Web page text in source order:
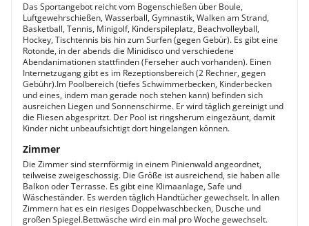
Das Sportangebot reicht vom Bogenschießen über Boule,
Luftgewehrschießen, Wasserball, Gymnastik, Walken am Strand,
Basketball, Tennis, Minigolf, Kinderspileplatz, Beachvolleyball,
Hockey, Tischtennis bis hin zum Surfen (gegen Gebür). Es gibt eine
Rotonde, in der abends die Minidisco und verschiedene
Abendanimationen stattfinden (Ferseher auch vorhanden). Einen
Internetzugang gibt es im Rezeptionsbereich (2 Rechner, gegen
Gebühr).Im Poolbereich (tiefes Schwimmerbecken, Kinderbecken
und eines, indem man gerade noch stehen kann) befinden sich
ausreichen Liegen und Sonnenschirme. Er wird täglich gereinigt und
die Fliesen abgespritzt. Der Pool ist ringsherum eingezäunt, damit
Kinder nicht unbeaufsichtigt dort hingelangen können.
Zimmer
Die Zimmer sind sternförmig in einem Pinienwald angeordnet,
teilweise zweigeschossig. Die Größe ist ausreichend, sie haben alle
Balkon oder Terrasse. Es gibt eine Klimaanlage, Safe und
Wäscheständer. Es werden täglich Handtücher gewechselt. In allen
Zimmern hat es ein riesiges Doppelwaschbecken, Dusche und
großen Spiegel.Bettwäsche wird ein mal pro Woche gewechselt.